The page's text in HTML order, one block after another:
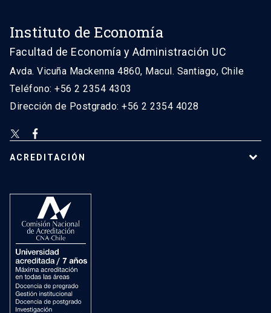
Instituto de Economía
Facultad de Economía y Administración UC
Avda. Vicuña Mackenna 4860, Macul. Santiago, Chile
Teléfono: +56 2 2354 4303
Dirección de Postgrado: +56 2 2354 4028
ACREDITACIÓN